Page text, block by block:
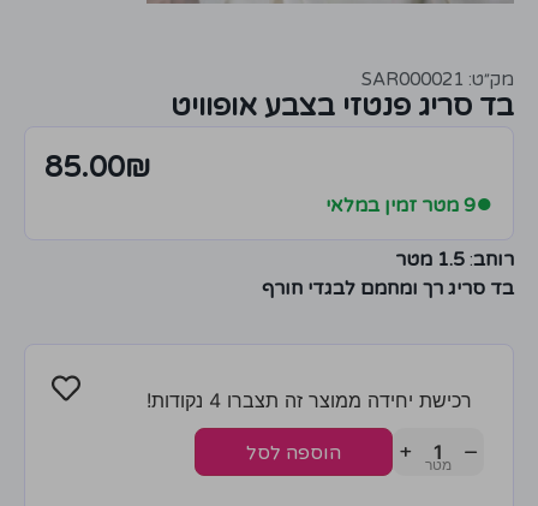
מק״ט: SAR000021
בד סריג פנטזי בצבע אופוויט
85.00₪
●9 מטר זמין במלאי
רוחב: 1.5 מטר
בד סריג רך ומחמם לבגדי חורף
רכישת יחידה ממוצר זה תצברו 4 נקודות!
−
+ הוספה לסל